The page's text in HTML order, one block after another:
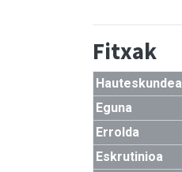
Fitxak
Hauteskundea
Eguna
Errolda
Eskrutinioa